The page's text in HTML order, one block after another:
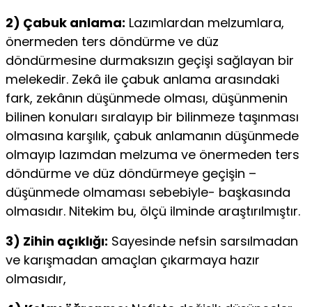
2) Çabuk anlama: Lazımlardan melzumlara,
önermeden ters döndürme ve düz
döndürmesine durmaksızın geçişi sağlayan bir
melekedir. Zekâ ile çabuk anlama arasındaki
fark, zekânın düşünmede olması, düşünmenin
bilinen konu­ları sıralayıp bir bilinmeze taşınması
olmasına karşılık, ça­buk anlamanın düşünmede
olmayıp lazımdan melzuma ve önermeden ters
döndürme ve düz döndürmeye geçişin –
düşünmede olmaması sebebiyle- başkasında
olmasıdır. Nite­kim bu, ölçü ilminde araştırılmıştır.
3) Zihin açıklığı: Sayesinde nefsin sarsılmadan
ve ka­rışmadan amaçlan çıkarmaya hazır
olmasıdır,